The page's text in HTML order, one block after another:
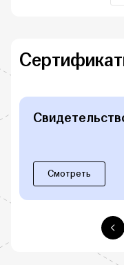
Смотреть